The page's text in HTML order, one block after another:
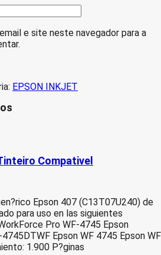
e site neste navegador para a
EPSON INKJET
Compativel
Epson 407 (C13T07U240) de
para uso en las siguientes
Pro WF-4745 Epson
Epson WF 4745 Epson WF
1.900 P?ginas